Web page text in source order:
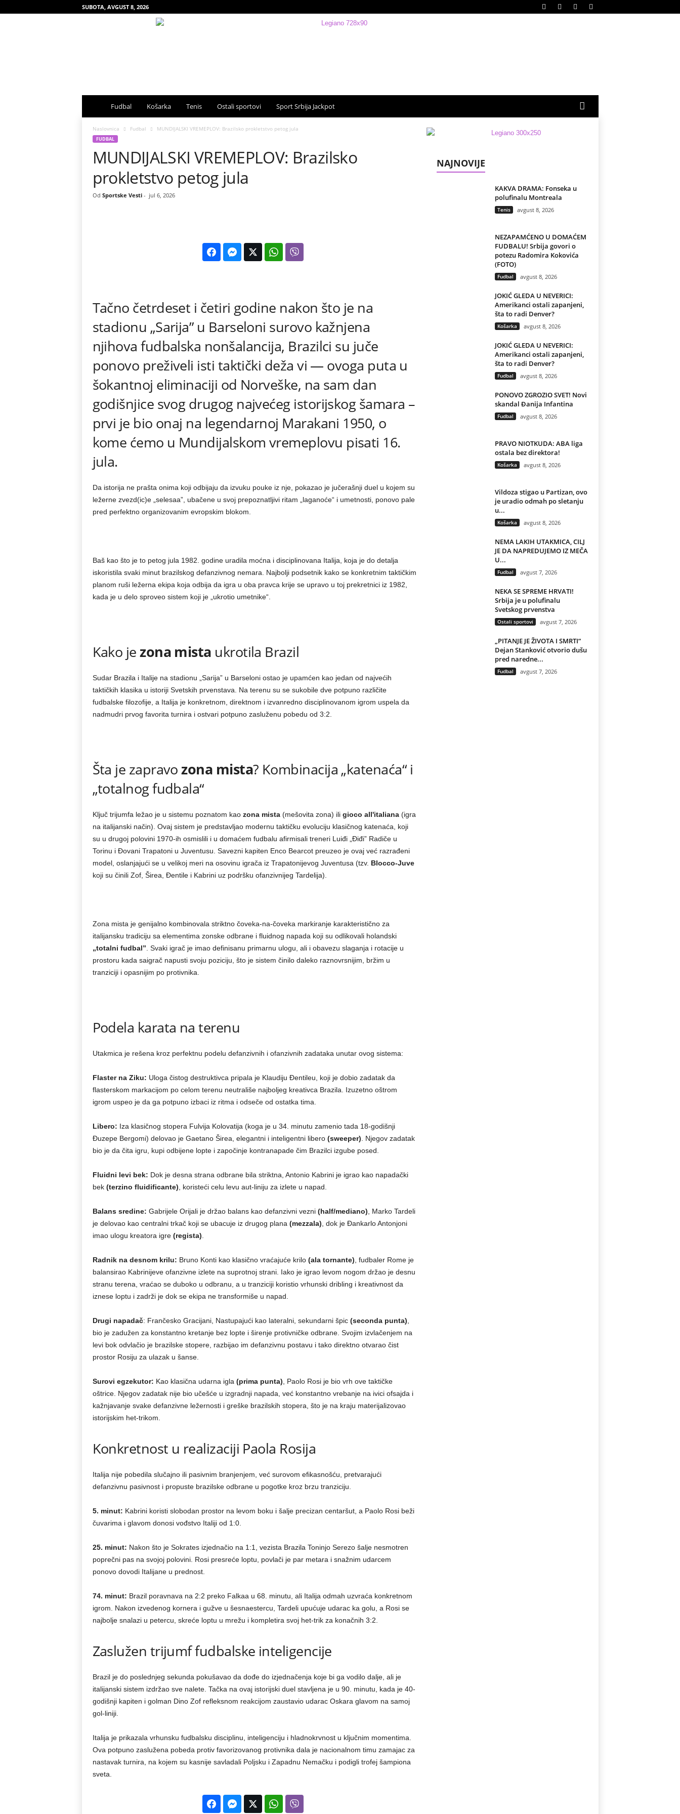
SUBOTA, AVGUST 8, 2026
p
o
t
e
s
i
Fudbal Košarka Tenis Ostali sportovi Sport Srbija Jackpot
Naslovnica Fudbal MUNDIJALSKI VREMEPLOV: Brazilsko prokletstvo petog jula
FUDBAL
MUNDIJALSKI VREMEPLOV: Brazilsko
prokletstvo petog jula
Od Sportske Vesti- jul 6, 2026
Tačno četrdeset i četiri godine nakon što je na
stadionu „Sarija” u Barseloni surovo kažnjena
njihova fudbalska nonšalancija, Brazilci su juče
ponovo preživeli isti taktički deža vi — ovoga puta u
šokantnoj eliminaciji od Norveške, na sam dan
godišnjice svog drugog najvećeg istorijskog šamara –
prvi je bio onaj na legendarnoj Marakani 1950, o
kome ćemo u Mundijalskom vremeplovu pisati 16.
jula.
Da istorija ne prašta onima koji odbijaju da izvuku pouke iz nje, pokazao je jučerašnji duel u kojem su
ležerne zvezd(ic)e „selesaa”, ubačene u svoj prepoznatljivi ritam „laganoće“ i umetnosti, ponovo pale
pred perfektno organizovanim evropskim blokom.
Baš kao što je to petog jula 1982. godine uradila moćna i disciplinovana Italija, koja je do detalja
iskoristila svaki minut brazilskog defanzivnog nemara. Najbolji podsetnik kako se konkretnim taktičkim
planom ruši ležerna ekipa koja odbija da igra u oba pravca krije se upravo u toj prekretnici iz 1982,
kada je u delo sproveo sistem koji je „ukrotio umetnike“.
Kako jezona mista ukrotila Brazil
Sudar Brazila i Italije na stadionu „Sarija” u Barseloni ostao je upamćen kao jedan od najvećih
taktičkih klasika u istoriji Svetskih prvenstava. Na terenu su se sukobile dve potpuno različite
fudbalske filozofije, a Italija je konkretnom, direktnom i izvanredno disciplinovanom igrom uspela da
nadmudri prvog favorita turnira i ostvari potpuno zasluženu pobedu od 3:2.
Šta je zapravozona mista? Kombinacija „katenaća“ i
„totalnog fudbala“
Ključ trijumfa ležao je u sistemu poznatom kao zona mista(mešovita zona) ili gioco all'italiana(igra
na italijanski način). Ovaj sistem je predstavljao modernu taktičku evoluciju klasičnog katenaća, koji
su u drugoj polovini 1970-ih osmislili i u domaćem fudbalu afirmisali treneri Luiđi „Điđi” Radiče u
Torinu i Đovani Trapatoni u Juventusu. Savezni kapiten Enco Bearcot preuzeo je ovaj već razrađeni
model, oslanjajući se u velikoj meri na osovinu igrača iz Trapatonijevog Juventusa (tzv. Blocco-Juve
koji su činili Zof, Širea, Đentile i Kabrini uz podršku ofanzivnijeg Tardelija).
Zona mista je genijalno kombinovala striktno čoveka-na-čoveka markiranje karakteristično za
italijansku tradiciju sa elementima zonske odbrane i fluidnog napada koji su odlikovali holandski
„totalni fudbal” . Svaki igrač je imao definisanu primarnu ulogu, ali i obavezu slaganja i rotacije u
prostoru kada saigrač napusti svoju poziciju, što je sistem činilo daleko raznovrsnijim, bržim u
tranziciji i opasnijim po protivnika.
Podela karata na terenu
Utakmica je rešena kroz perfektnu podelu defanzivnih i ofanzivnih zadataka unutar ovog sistema:
Flaster na Ziku: Uloga čistog destruktivca pripala je Klaudiju Đentileu, koji je dobio zadatak da
flasterskom markacijom po celom terenu neutrališe najboljeg kreativca Brazila. Izuzetno oštrom
igrom uspeo je da ga potpuno izbaci iz ritma i odseče od ostatka tima.
Libero: Iza klasičnog stopera Fulvija Kolovatija (koga je u 34. minutu zamenio tada 18-godišnji
Đuzepe Bergomi) delovao je Gaetano Širea, elegantni i inteligentni libero (sweeper) . Njegov zadatak
bio je da čita igru, kupi odbijene lopte i započinje kontranapade čim Brazilci izgube posed.
Fluidni levi bek: Dok je desna strana odbrane bila striktna, Antonio Kabrini je igrao kao napadački
bek (terzino fluidificante) , koristeći celu levu aut-liniju za izlete u napad.
Balans sredine: Gabrijele Orijali je držao balans kao defanzivni vezni(half/mediano) , Marko Tardeli
je delovao kao centralni trkač koji se ubacuje iz drugog plana (mezzala) , dok je Đankarlo Antonjoni
imao ulogu kreatora igre (regista)
Radnik na desnom krilu: Bruno Konti kao klasično vraćajuće krilo (ala tornante) , fudbaler Rome je
balansirao Kabrinijeve ofanzivne izlete na suprotnoj strani. Iako je igrao levom nogom držao je desnu
stranu terena, vraćao se duboko u odbranu, a u tranziciji koristio vrhunski dribling i kreativnost da
iznese loptu i zadrži je dok se ekipa ne transformiše u napad.
Drugi napadač: Frančesko Gracijani, Nastupajući kao lateralni, sekundarni špic (seconda punta)
bio je zadužen za konstantno kretanje bez lopte i širenje protivničke odbrane. Svojim izvlačenjem na
levi bok odvlačio je brazilske stopere, razbijao im defanzivnu postavu i tako direktno otvarao čist
prostor Rosiju za ulazak u šanse.
Surovi egzekutor: Kao klasična udarna igla (prima punta) , Paolo Rosi je bio vrh ove taktičke
oštrice. Njegov zadatak nije bio učešće u izgradnji napada, već konstantno vrebanje na ivici ofsajda i
kažnjavanje svake defanzivne ležernosti i greške brazilskih stopera, što je na kraju materijalizovao
istorijskim het-trikom.
Konkretnost u realizaciji Paola Rosija
Italija nije pobedila slučajno ili pasivnim branjenjem, već surovom efikasnošću, pretvarajući
defanzivnu pasivnost i propuste brazilske odbrane u pogotke kroz brzu tranziciju.
5. minut: Kabrini koristi slobodan prostor na levom boku i šalje precizan centaršut, a Paolo Rosi beži
čuvarima i glavom donosi vođstvo Italiji od 1:0.
25. minut: Nakon što je Sokrates izjednačio na 1:1, vezista Brazila Toninjo Serezo šalje nesmotren
poprečni pas na svojoj polovini. Rosi presreće loptu, povlači je par metara i snažnim udarcem
ponovo dovodi Italijane u prednost.
74. minut: Brazil poravnava na 2:2 preko Falkaa u 68. minutu, ali Italija odmah uzvraća konkretnom
igrom. Nakon izvedenog kornera i gužve u šesnaestercu, Tardeli upućuje udarac ka golu, a Rosi se
najbolje snalazi u petercu, skreće loptu u mrežu i kompletira svoj het-trik za konačnih 3:2.
Zaslužen trijumf fudbalske inteligencije
Brazil je do poslednjeg sekunda pokušavao da dođe do izjednačenja koje bi ga vodilo dalje, ali je
italijanski sistem izdržao sve nalete. Tačka na ovaj istorijski duel stavljena je u 90. minutu, kada je 40-
godišnji kapiten i golman Dino Zof refleksnom reakcijom zaustavio udarac Oskara glavom na samoj
gol-liniji.
Italija je prikazala vrhunsku fudbalsku disciplinu, inteligenciju i hladnokrvnost u ključnim momentima.
Ova potpuno zaslužena pobeda protiv favorizovanog protivnika dala je nacionalnom timu zamajac za
nastavak turnira, na kojem su kasnije savladali Poljsku i Zapadnu Nemačku i podigli trofej šampiona
sveta.
NAJNOVIJE
KAKVA DRAMA: Fonseka u
polufinalu Montreala
Tenis avgust 8, 2026
NEZAPAMĆENO U DOMAĆEM
FUDBALU! Srbija govori o
potezu Radomira Kokovića
(FOTO)
Fudbal avgust 8, 2026
JOKIĆ GLEDA U NEVERICI:
Amerikanci ostali zapanjeni,
šta to radi Denver?
Košarka avgust 8, 2026
JOKIĆ GLEDA U NEVERICI:
Amerikanci ostali zapanjeni,
šta to radi Denver?
Fudbal avgust 8, 2026
PONOVO ZGROZIO SVET! Novi
skandal Đanija Infantina
Fudbal avgust 8, 2026
PRAVO NIOTKUDA: ABA liga
ostala bez direktora!
Košarka avgust 8, 2026
Vildoza stigao u Partizan, ovo
je uradio odmah po sletanju
u...
Košarka avgust 8, 2026
NEMA LAKIH UTAKMICA, CILJ
JE DA NAPREDUJEMO IZ MEČA
U...
Fudbal avgust 7, 2026
NEKA SE SPREME HRVATI!
Srbija je u polufinalu
Svetskog prvenstva
Ostali sportovi avgust 7, 2026
„PITANJE JE ŽIVOTA I SMRTI“
Dejan Stanković otvorio dušu
pred naredne...
Fudbal avgust 7, 2026